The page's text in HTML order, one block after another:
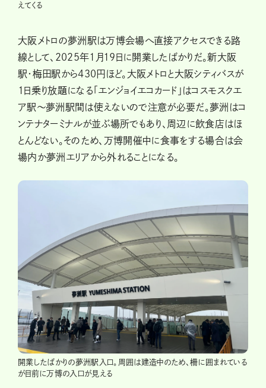
えてくる
大阪メトロの夢洲駅は万博会場へ直接アクセスできる路
線として、2025年1月19日に開業したばかりだ。新大阪
駅・梅田駅から430円ほど。大阪メトロと大阪シティバスが
1日乗り放題になる「エンジョイエコカード」はコスモスクエ
ア駅〜夢洲駅間は使えないので注意が必要だ。夢洲はコ
ンテナターミナルが並ぶ場所でもあり、周辺に飲食店はほ
とんどない。そのため、万博開催中に食事をする場合は会
場内か夢洲エリアから外れることになる。
開業したばかりの夢洲駅入口。周囲は建造中のため、柵に囲まれている
が目前に万博の入口が見える